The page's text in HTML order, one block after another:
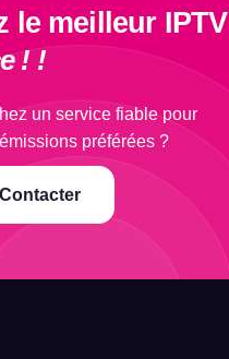
le meilleur IPTV
! !
un service fiable pour
préférées ?